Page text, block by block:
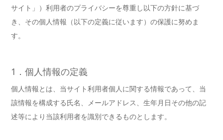
サイト」）利用者のプライバシーを尊重し以下の方針に基づ
き、その個人情報（以下の定義に従います）の保護に努めま
す。
1．個人情報の定義
個人情報とは、当サイト利用者個人に関する情報であって、当
該情報を構成する氏名、メールアドレス、生年月日その他の記
述等により当該利用者を識別できるものとします。